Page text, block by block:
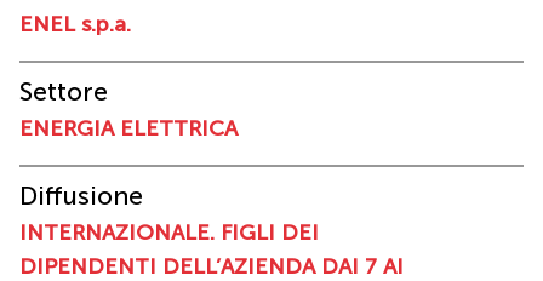
ENEL s.p.a.
Settore
ENERGIA ELETTRICA
Diffusione
INTERNAZIONALE. FIGLI DEI
DIPENDENTI DELL’AZIENDA DAI 7 AI